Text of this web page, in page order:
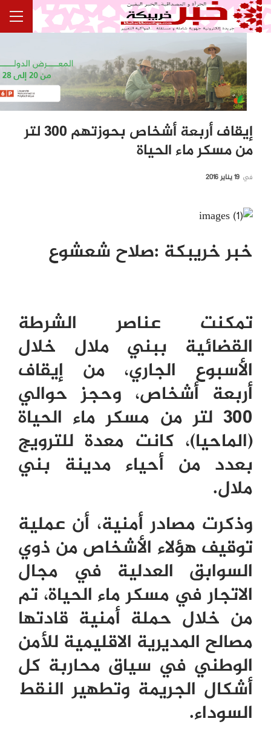
إيقاف أربعة أشخاص بحوزتهم 300 لتر
من مسكر ماء الحياة
في 19 يناير 2016
خبر خريبكة :صلاح شعشوع
تمكنت عناصر الشرطة
القضائية ببني ملال خلال
الأسبوع الجاري، من إيقاف
أربعة أشخاص، وحجز حوالي
300 لتر من مسكر ماء الحياة
(الماحيا)، كانت معدة للترويج
بعدد من أحياء مدينة بني
ملال.
وذكرت مصادر أمنية، أن عملية
توقيف هؤلاء الأشخاص من ذوي
السوابق العدلية في مجال
الاتجار في مسكر ماء الحياة، تم
من خلال حملة أمنية قادتها
مصالح المديرية الاقليمية للأمن
الوطني في سياق محاربة كل
أشكال الجريمة وتطهير النقط
السوداء.